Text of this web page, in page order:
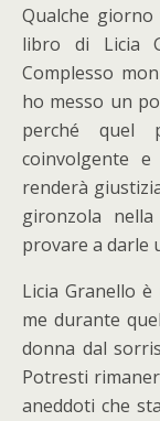
Qualche
libro di Licia
Complesso
ho messo un
perché quel
coinvolgente
renderà
gironzola
provare a darle
Licia Granello
me durante
donna dal
Potresti
aneddoti che